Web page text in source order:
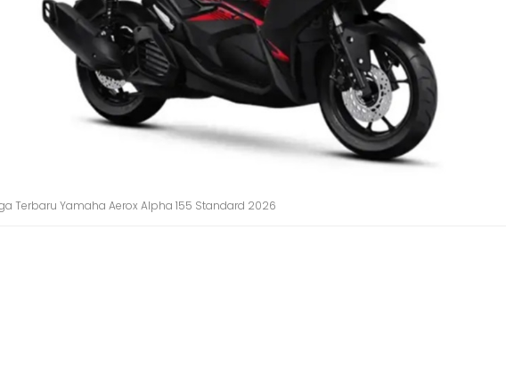
Terbaru Yamaha Aerox Alpha 155 Standard 2026